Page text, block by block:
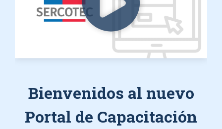
Bienvenidos al nuevo
Portal de Capacitación